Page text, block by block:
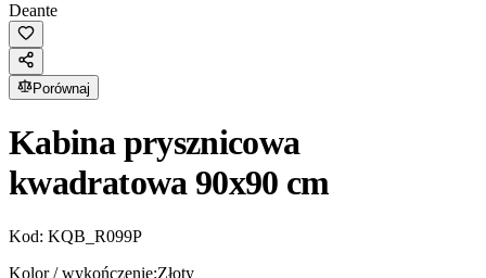
Deante
Porównaj
Kabina prysznicowa
kwadratowa 90x90 cm
Kod: KQB_R099P
Kolor / wykończenie:Złoty